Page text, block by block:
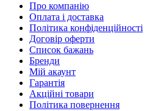
Про компанію
Оплата і доставка
Політика конфіденційності
Договір оферти
Список бажань
Бренди
Мій акаунт
Гарантія
Акційні товари
Політика повернення